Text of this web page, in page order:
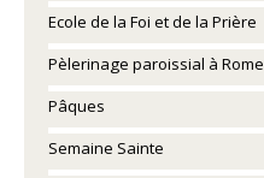
Ecole de la Foi et de la Prière
Pèlerinage paroissial à
Pâques
Semaine Sainte